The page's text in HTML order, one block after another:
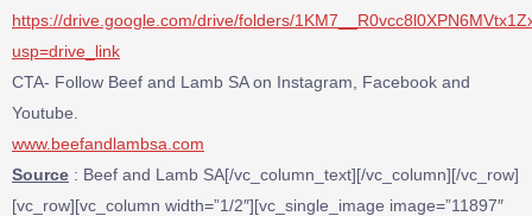
https://drive.google.com/drive/folders/
usp=drive_link
CTA- Follow Beef and Lamb SA on Instagram, Facebook and
Youtube.
www.beefandlambsa.com
Source : Beef and Lamb SA[/vc_column_text][/vc_column][/vc_row]
[vc_row][vc_column width=”1/2″][vc_single_image image=”11897″